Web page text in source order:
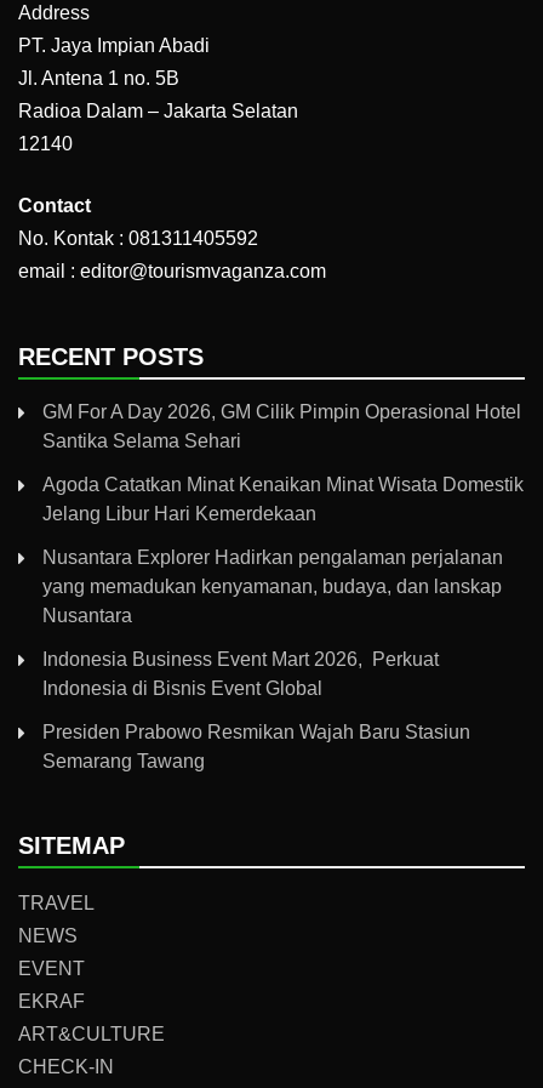
Address
PT. Jaya Impian Abadi
Jl. Antena 1 no. 5B
Radioa Dalam – Jakarta Selatan
12140
Contact
No. Kontak : 081311405592
email : editor@tourismvaganza.com
RECENT POSTS
GM For A Day 2026, GM Cilik Pimpin Operasional Hotel
Santika Selama Sehari
Agoda Catatkan Minat Kenaikan Minat Wisata Domestik
Jelang Libur Hari Kemerdekaan
Nusantara Explorer Hadirkan pengalaman perjalanan
yang memadukan kenyamanan, budaya, dan lanskap
Nusantara
Indonesia Business Event Mart 2026, Perkuat
Indonesia di Bisnis Event Global
Presiden Prabowo Resmikan Wajah Baru Stasiun
Semarang Tawang
SITEMAP
TRAVEL
NEWS
EVENT
EKRAF
ART&CULTURE
CHECK-IN